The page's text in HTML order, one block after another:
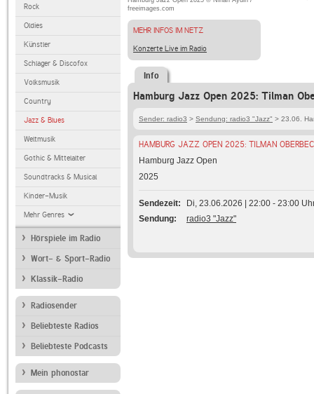
Rock
Oldies
Künstler
Schlager & Discofox
Volksmusik
Country
Jazz & Blues
Weltmusik
Gothic & Mittelalter
Soundtracks & Musical
Kinder-Musik
Mehr Genres
Hörspiele im Radio
Wort- & Sport-Radio
Klassik-Radio
Radiosender
Beliebteste Radios
Beliebteste Podcasts
Mein phonostar
freeimages.com
MEHR INFOS IM NETZ
Konzerte Live im Radio
Info
Hamburg Jazz Open 2025: Tilman
Sender: radio3 > Sendung: radio3 "Jazz" > 23.06.
HAMBURG JAZZ OPEN 2025: TILMAN
Hamburg Jazz Open
2025
Sendezeit
Di, 23.06.2026 | 22:00 - 23:00
Sendung
radio3 "Jazz"